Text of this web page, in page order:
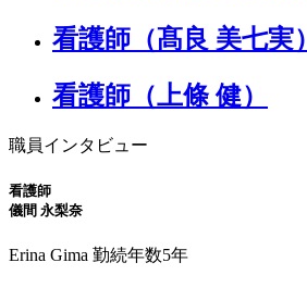
看護師（髙良 美七実）
看護師（上條 健）
職員インタビュー
看護師
儀間 永梨奈
Erina Gima 勤続年数5年